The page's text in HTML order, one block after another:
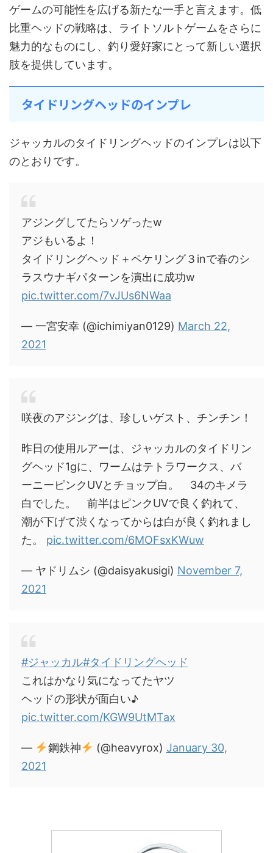
ゲームの可能性を広げる新たな一手と言えます。低
比重ヘッドの戦略は、ライトソルトゲームをさらに
魅力的なものにし、釣り愛好家にとって新しい選択
肢を提供しています。
タイドリングヘッドのインプレ
ジャッカルのタイドリングヘッドのインプレは以下
のとおりです。
アジングしてたらソゲったw
アジもいるよ！
タイドリングヘッド＋ペケリング３inで春のシ
ラスウナギパターンを演出に成功w
pic.twitter.com/7vJUs6NWaa
— 一宮安幸 (@ichimiyan0129) March 22,
2021
咲夜のアジングは、珍しいゲスト、チンチン！
昨日の使用ルアーは、ジャッカルのタイドリン
グヘッド1gに、ワームはテトラワークス、バ
ーニーピンクUVとチョップ白。 34のキメラ
白でした。 前半はピンクUVで良く釣れて、
潮が下げて渋くなってからは白が良く釣れまし
た。 pic.twitter.com/6MOFsxKWuw
— ヤドリムシ (@daisyakusigi) November 7,
2021
#ジャッカル#タイドリングヘッド
これはかなり気になってたヤツ
ヘッドの形状が面白い♪
pic.twitter.com/KGW9UtMTax
— 鋼鉄神 (@heavyrox) January 30,
2021